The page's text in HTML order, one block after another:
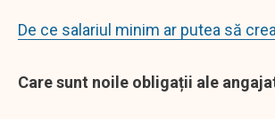
De ce salariul minim ar putea să
Care sunt noile obligații ale